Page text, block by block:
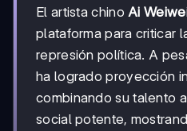
El artista chinoAi
plataforma para criticar
represión política. A
ha logrado proyección
combinando su talento
social potente,